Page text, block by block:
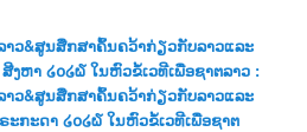
າວ&ສູນສືກສາຄົ້ນຄວ້າກ່ຽວກັບລາວແລະ
ງຫາ ໒໐໒໖ ໃນຫົວຂໍ້ເວທີເພື່ອຊາຕລາວ :
າວ&ສູນສືກສາຄົ້ນຄວ້າກ່ຽວກັບລາວແລະ
ກະດາ ໒໐໒໖ ໃນຫົວຂໍ້ເວທີເພື່ອຊາຕ